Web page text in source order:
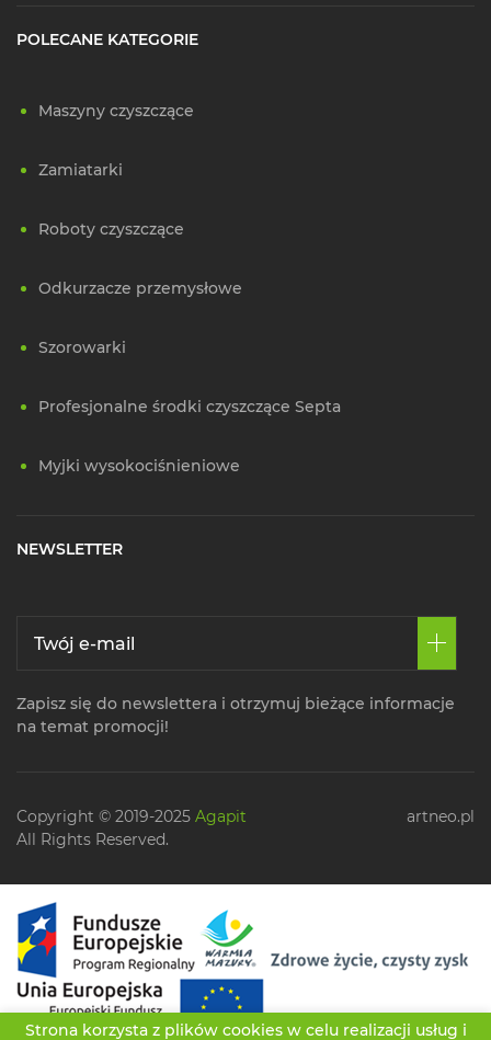
Strona korzysta z plików cookies w celu realizacji usług i
POLECANE KATEGORIE
Maszyny czyszczące
Zamiatarki
Roboty czyszczące
Odkurzacze przemysłowe
Szorowarki
Profesjonalne środki czyszczące Septa
Myjki wysokociśnieniowe
NEWSLETTER
Zapisz się do newslettera i otrzymuj bieżące informacje
na temat promocji!
Copyright © 2019-2025 Agapit
All Rights Reserved.
artneo.pl